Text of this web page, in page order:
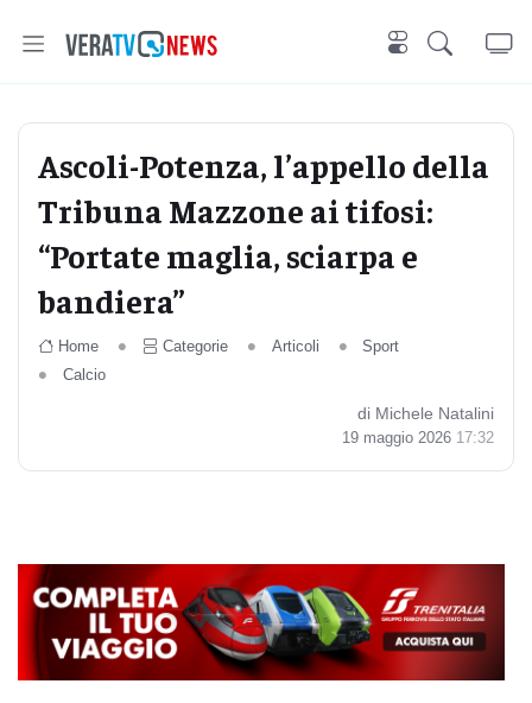
Ascoli-Potenza, l’appello della
Tribuna Mazzone ai tifosi:
“Portate maglia, sciarpa e
bandiera”
Home Categorie Articoli
Sport
Calcio
di Michele Natalini
19 maggio 2026 17:32